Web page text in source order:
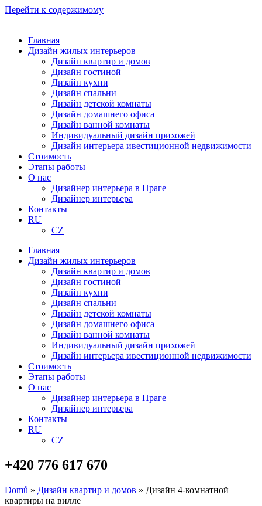
Перейти к содержимому
Главная
Дизайн жилых интерьеров
Дизайн квартир и домов
Дизайн гостиной
Дизайн кухни
Дизайн спальни
Дизайн детской комнаты
Дизайн домашнего офиса
Дизайн ванной комнаты
Индивидуальный дизайн прихожей
Дизайн интерьера ивестиционной недвижимости
Стоимость
Этапы работы
О нас
Дизайнер интерьера в Праге
Дизайнер интерьера
Контакты
RU
CZ
Главная
Дизайн жилых интерьеров
Дизайн квартир и домов
Дизайн гостиной
Дизайн кухни
Дизайн спальни
Дизайн детской комнаты
Дизайн домашнего офиса
Дизайн ванной комнаты
Индивидуальный дизайн прихожей
Дизайн интерьера ивестиционной недвижимости
Стоимость
Этапы работы
О нас
Дизайнер интерьера в Праге
Дизайнер интерьера
Контакты
RU
CZ
+420 776 617 670
Domů » Дизайн квартир и домов » Дизайн 4-комнатной
квартиры на вилле